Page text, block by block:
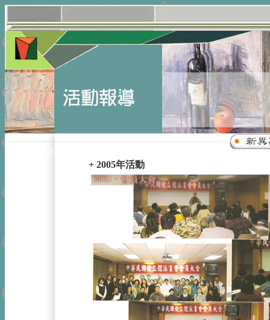
------------------------------------------------------------------------------------------------------------------------
+ 2005年活動